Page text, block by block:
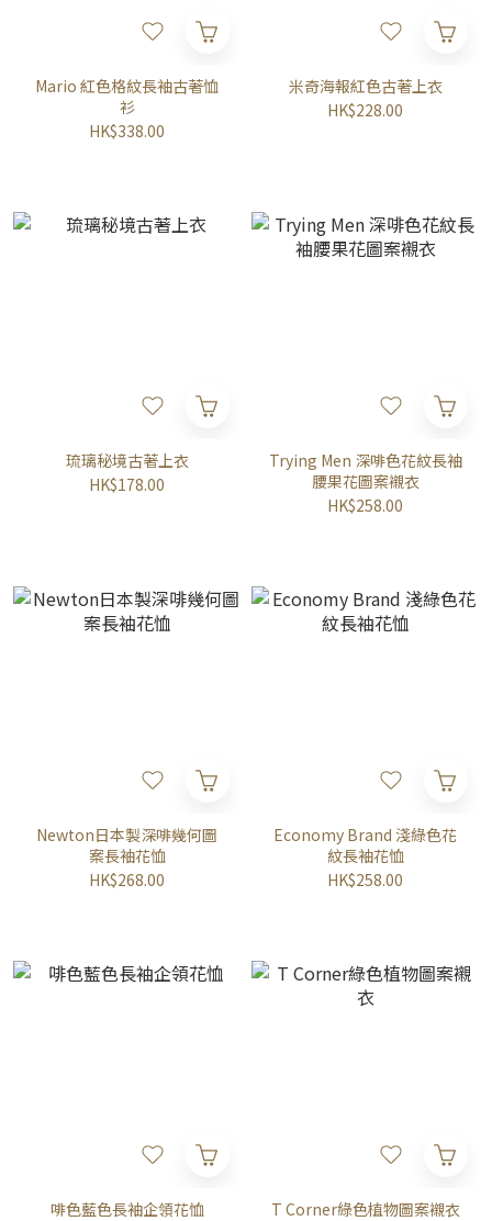
Mario 紅色格紋長袖古著恤
衫
HK$338.00
米奇海報紅色古著上衣
HK$228.00
琉璃秘境古著上衣
HK$178.00
Trying Men 深啡色花紋長袖
腰果花圖案襯衣
HK$258.00
Newton日本製深啡幾何圖
案長袖花恤
HK$268.00
Economy Brand 淺綠色花
紋長袖花恤
HK$258.00
啡色藍色長袖企領花恤 T Corner綠色植物圖案襯衣